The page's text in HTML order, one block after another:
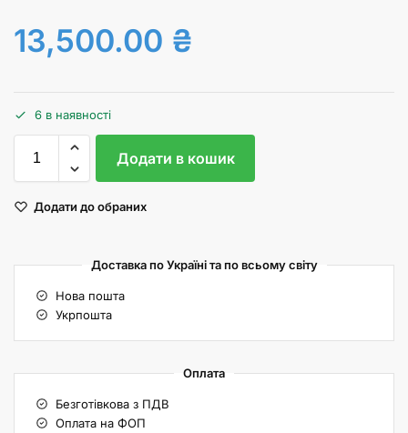
13,500.00 ₴
6 в наявності
Додати в кошик
Додати до обраних
Доставка по Україні та по всьому світу
Нова пошта
Укрпошта
Оплата
Безготівкова з ПДВ
Оплата на ФОП